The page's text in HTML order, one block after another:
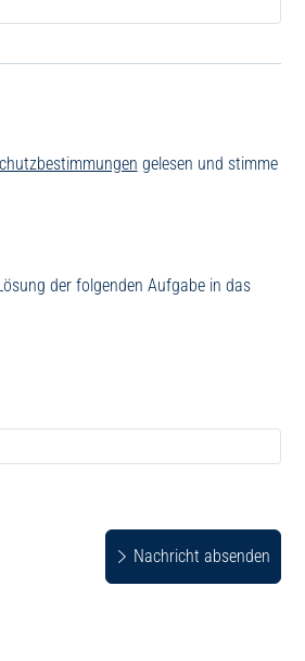
gelesen und stimme
der folgenden Aufgabe in das